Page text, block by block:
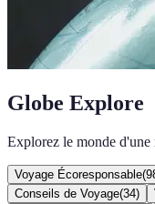
Globe Explore
Explorez le monde d'une
Voyage Écoresponsable(
Conseils de Voyage(34)